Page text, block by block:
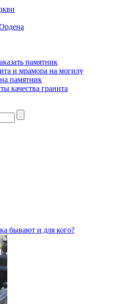
памятник
и мрамора на могилу
памятник
качества гранита
бывают и для кого?